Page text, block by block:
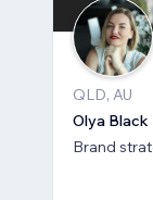
QLD, AU
Olya Black
Brand